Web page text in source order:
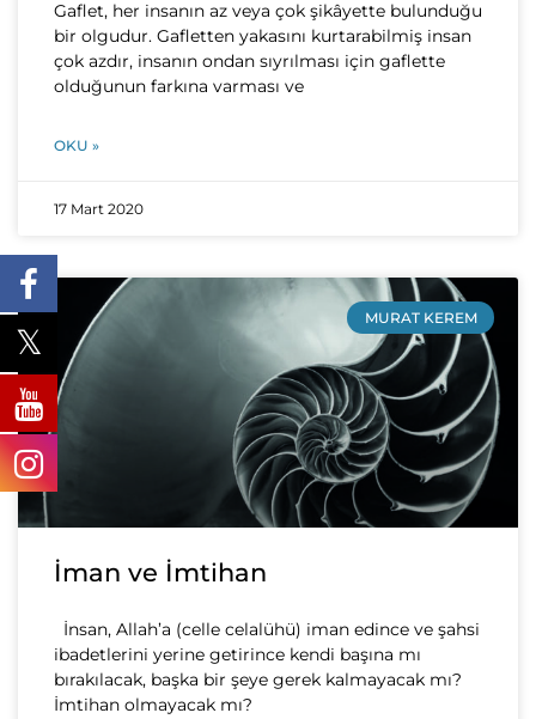
Gaflet, her insanın az veya çok şikâyette bulunduğu
bir olgudur. Gafletten yakasını kurtarabilmiş insan
çok azdır, insanın ondan sıyrılması için gaflette
olduğunun farkına varması ve
OKU »
17 Mart 2020
MURAT KEREM
İman ve İmtihan
İnsan, Allah’a (celle celalühü) iman edince ve şahsi
ibadetlerini yerine getirince kendi başına mı
bırakılacak, başka bir şeye gerek kalmayacak mı?
İmtihan olmayacak mı?